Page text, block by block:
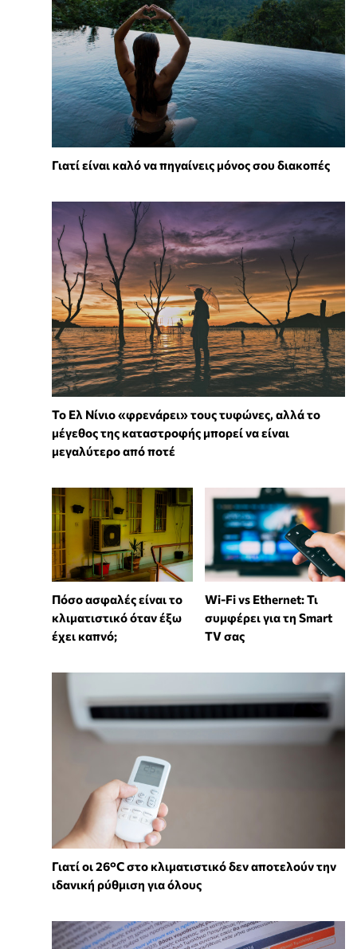
Γιατί είναι καλό να πηγαίνεις μόνος σου διακοπές
Το Ελ Νίνιο «φρενάρει» τους τυφώνες, αλλά το
μέγεθος της καταστροφής μπορεί να είναι
μεγαλύτερο από ποτέ
Πόσο ασφαλές είναι το
κλιματιστικό όταν έξω
έχει καπνό;
Wi-Fi vs Ethernet: Τι
συμφέρει για τη Smart
TV σας
Γιατί οι 26°C στο κλιματιστικό δεν αποτελούν την
ιδανική ρύθμιση για όλους